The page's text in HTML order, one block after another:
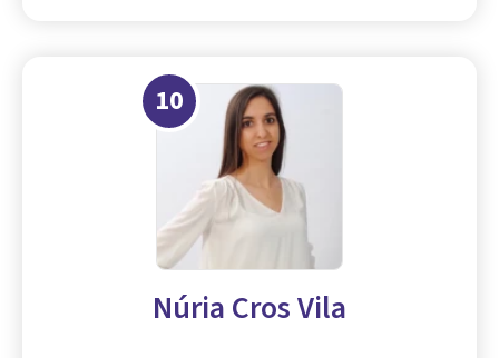
10
Núria Cros Vila